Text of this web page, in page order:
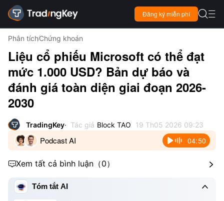
Đăng ký miễn phí  
Phân tíchChứng khoán
Liệu cổ phiếu Microsoft có thể đạt
mức 1.000 USD? Bản dự báo và
đánh giá toàn diện giai đoạn 2026-
2030
TradingKey Tác giả Block TAO 19 Th05 2026 09:23
Podcast AI 04:50
Xem tất cả bình luận （0） 
Tóm tắt AI 